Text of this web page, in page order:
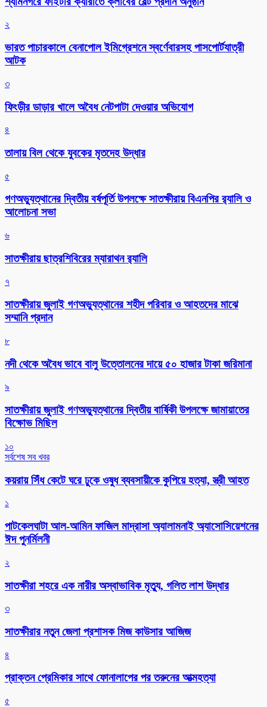
২
ভারত পাচারকালে বেনাপোল ইমিগ্রেশনে স্বর্ণেবারসহ পাসপোর্টযাত্রী
আটক
৩
ফিংড়ীর ডাড়ার খালে অবৈধ নেটপাটা দেওয়ার অভিযোগ
৪
তালায় বিল থেকে যুবকের মৃতদেহ উদ্ধার
৫
গণঅভ্যুত্থানের দ্বিতীয় বর্ষপূর্তি উপলক্ষে সাতক্ষীরায় বিএনপির র‌্যালি ও
আলোচনা সভা
৬
সাতক্ষীরায় ছাত্রশিবিরের ম্যারাথন র‌্যালি
৭
সাতক্ষীরায় জুলাই গণঅভ্যুত্থানের শহীদ পরিবার ও আহতদের মাঝে
সম্মানি প্রদান
৮
নদী থেকে অবৈধ ভাবে বালু উত্তোলনের দায়ে ৫০ হাজার টাকা জরিমানা
৯
সাতক্ষীরায় জুলাই গণঅভ্যুত্থানের দ্বিতীয় বার্ষিকী উপলক্ষে জামায়াতের
বিক্ষোভ মিছিল
১০
সর্বশেষ সব খবর
কয়রায় সিঁধ কেটে ঘরে ঢুকে ওষুধ ব্যবসায়ীকে কুপিয়ে হত্যা, স্ত্রী আহত
১
পাটকেলঘাটা আল-আমিন ফাজিল মাদ্রাসা অ্যালামনাই অ্যাসোসিয়েশনের
ঈদ পুনর্মিলনী
২
সাতক্ষীরা শহরে এক নারীর অস্বাভাবিক মৃত্যু, গলিত লাশ উদ্ধার
৩
সাতক্ষীরার নতুন জেলা প্রশাসক মিজ কাউসার আজিজ
৪
প্রাক্তন প্রেমিকার সাথে ফোনালাপের পর তরুনের আত্মহত্যা
৫